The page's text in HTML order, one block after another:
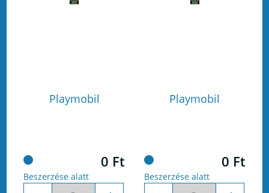
Playmobil
0 Ft
Beszerzése alatt
Playmobil
0 Ft
Beszerzése alatt